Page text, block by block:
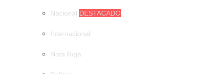
Nacional DESTACADO
Internacional
Nota Roja